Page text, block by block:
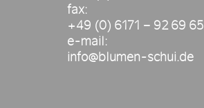
fax:
+49 (0) 6171 – 92 69 65
e-mail:
info@blumen-schui.de